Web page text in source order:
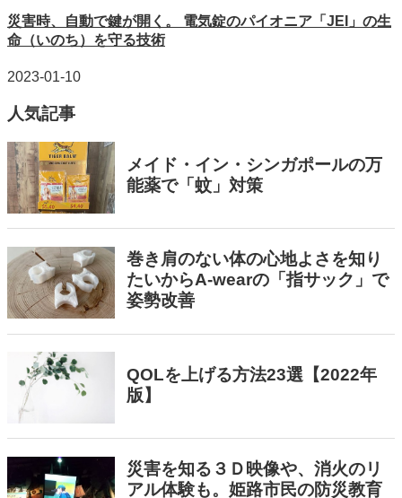
災害時、自動で鍵が開く。 電気錠のパイオニア「JEI」の生
命（いのち）を守る技術
2023-01-10
人気記事